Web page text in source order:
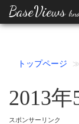
BaseViews
トップページ
2013
スポンサーリンク